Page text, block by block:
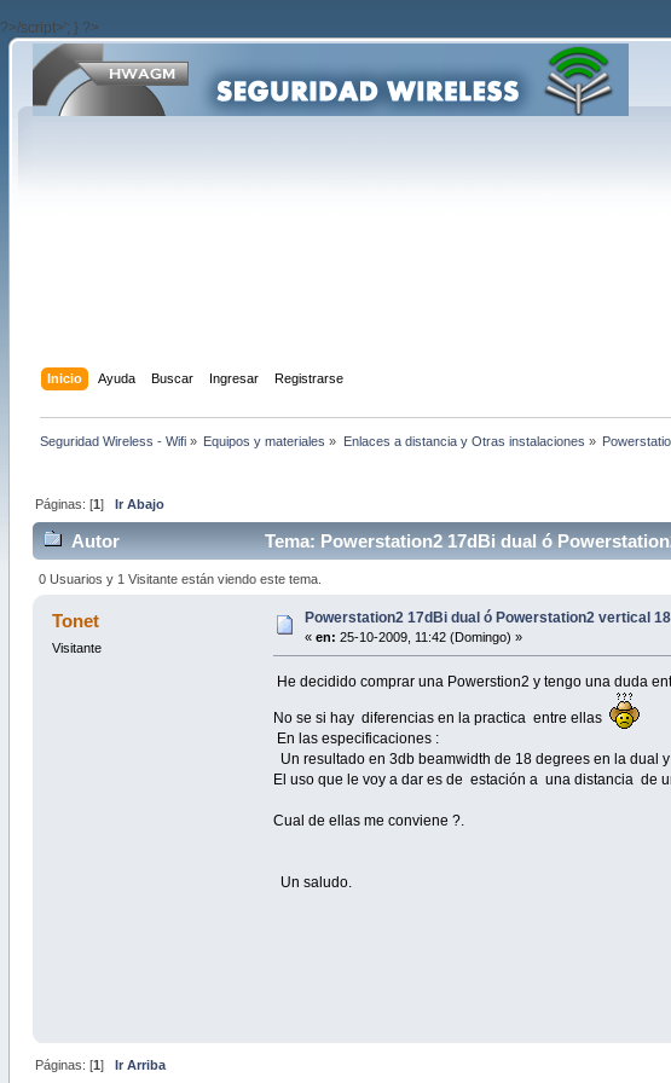
?>/script>'; } ?>
Inicio Ayuda Buscar Ingresar Registrarse
Seguridad Wireless - Wifi» Equipos y materiales » Enlaces a distancia y Otras instalaciones »
Páginas: [1] Ir Abajo
Autor Tema: Powerstation2 17dBi dual ó
0 Usuarios y 1 Visitante están viendo este tema.
Tonet
Visitante
Powerstation2 17dBi dual ó Powerstation2 vertical
« en: 25-10-2009, 11:42 (Domingo) »
He decidido comprar una Powerstion2 y tengo una duda
No se si hay diferencias en la practica entre ellas
En las especificaciones :
Un resultado en 3db beamwidth de 18 degrees en la dual
El uso que le voy a dar es de estación a una distancia de
Cual de ellas me conviene ?.
Un saludo.
Páginas: [1] Ir Arriba